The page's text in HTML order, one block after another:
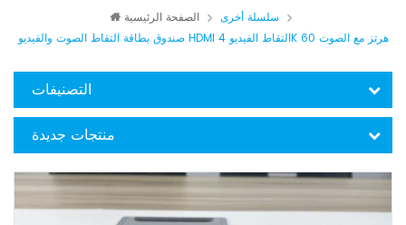
الصفحة الرئيسية
سلسلة أخرى
صندوق بطاقة التقاط الصوت والفيديو HDMI التقاط الفيديو 4K 60 هرتز مع الصوت
التصنيفات
منتجات جديدة